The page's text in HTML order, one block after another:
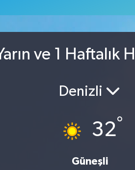
GRAM
ve 1 Haftalık
Denizli
32°
Güneşli